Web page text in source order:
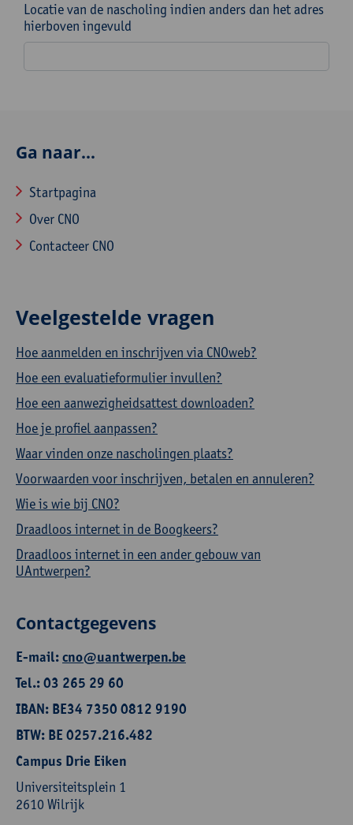
Locatie van de nascholing indien anders dan het adres
hierboven ingevuld
Ga naar...
Startpagina
Over CNO
Contacteer CNO
Veelgestelde vragen
Hoe aanmelden en inschrijven via CNOweb?
Hoe een evaluatieformulier invullen?
Hoe een aanwezigheidsattest downloaden?
Hoe je profiel aanpassen?
Waar vinden onze nascholingen plaats?
Voorwaarden voor inschrijven, betalen en annuleren?
Wie is wie bij CNO?
Draadloos internet in de Boogkeers?
Draadloos internet in een ander gebouw van
UAntwerpen?
Contactgegevens
E-mail:cno@uantwerpen.be
Tel.: 03 265 29 60
IBAN: BE34 7350 0812 9190
BTW: BE 0257.216.482
Campus Drie Eiken
Universiteitsplein 1
2610 Wilrijk